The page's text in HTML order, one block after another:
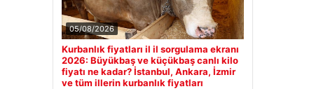
05/08/2026
Kurbanlık fiyatları il il sorgulama ekranı
2026: Büyükbaş ve küçükbaş canlı kilo
fiyatı ne kadar? İstanbul, Ankara, İzmir
ve tüm illerin kurbanlık fiyatları